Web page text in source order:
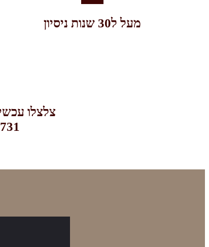
מעל ל30 שנות ניסיון
צלצלו